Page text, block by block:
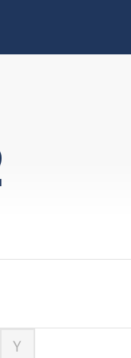
Y